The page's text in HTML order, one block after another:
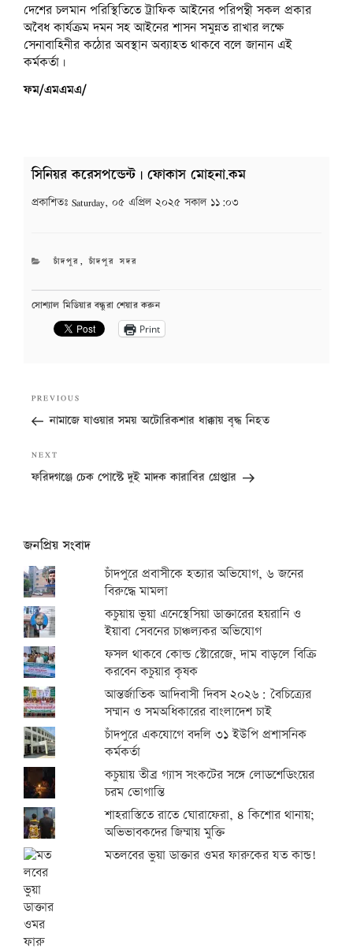
দেশের চলমান পরিস্থিতিতে ট্রাফিক আইনের পরিপন্থী সকল প্রকার
অবৈধ কার্যক্রম দমন সহ আইনের শাসন সমুন্নত রাখার লক্ষে
সেনাবাহিনীর কঠোর অবস্থান অব্যাহত থাকবে বলে জানান এই
কর্মকর্তা।
ফম/এমএমএ/
সিনিয়র করেসপন্ডেন্ট | ফোকাস মোহনা.কম
প্রকাশিতঃ Saturday, ০৫ এপ্রিল ২০২৫ সকাল ১১:০৩
CATEGORIES
চাঁদপুর ,চাঁদপুর সদর
সোশ্যাল মিডিয়ার বন্ধুরা শেয়ার করুন
Print
navigation
Previous
Post
PREVIOUS
নামাজে যাওয়ার সময় অটোরিকশার ধাক্কায় বৃদ্ধ নিহত
Next
Post
NEXT
ফরিদগঞ্জে চেক পোস্টে দুই মাদক কারাবির গ্রেপ্তার
জনপ্রিয় সংবাদ
চাঁদপুরে প্রবাসীকে হত্যার অভিযোগ, ৬ জনের
বিরুদ্ধে মামলা
কচুয়ায় ভুয়া এনেস্থেসিয়া ডাক্তারের হয়রানি ও
ইয়াবা সেবনের চাঞ্চল্যকর অভিযোগ
ফসল থাকবে কোল্ড স্টোরেজে, দাম বাড়লে বিক্রি
করবেন কচুয়ার কৃষক
আন্তর্জাতিক আদিবাসী দিবস ২০২৬: বৈচিত্র্যের
সম্মান ও সমঅধিকারের বাংলাদেশ চাই
চাঁদপুরে একযোগে বদলি ৩১ ইউপি প্রশাসনিক
কর্মকর্তা
কচুয়ায় তীব্র গ্যাস সংকটের সঙ্গে লোডশেডিংয়ের
চরম ভোগান্তি
শাহরাস্তিতে রাতে ঘোরাফেরা, ৪ কিশোর থানায়;
অভিভাবকদের জিম্মায় মুক্তি
মতলবের ভুয়া ডাক্তার ওমর ফারুকের যত কান্ড!